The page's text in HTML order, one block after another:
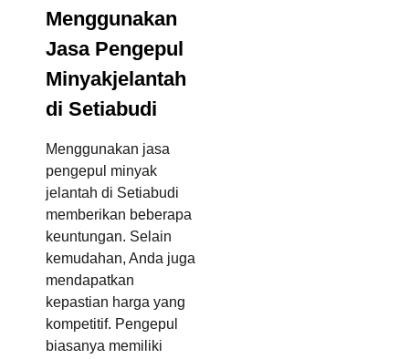
Menggunakan
Jasa Pengepul
Minyakjelantah
di Setiabudi
Menggunakan jasa
pengepul minyak
jelantah di Setiabudi
memberikan beberapa
keuntungan. Selain
kemudahan, Anda juga
mendapatkan
kepastian harga yang
kompetitif. Pengepul
biasanya memiliki